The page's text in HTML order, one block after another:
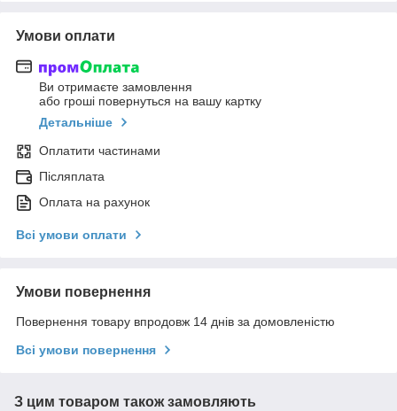
Умови оплати
Ви отримаєте замовлення
або гроші повернуться на вашу картку
Детальніше
Оплатити частинами
Післяплата
Оплата на рахунок
Всі умови оплати
Умови повернення
Повернення товару впродовж 14 днів за домовленістю
Всі умови повернення
З цим товаром також замовляють